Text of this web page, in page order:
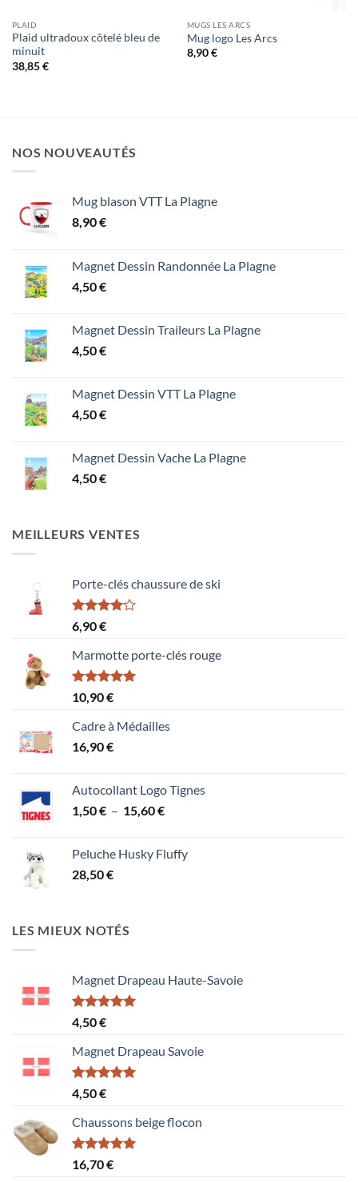
PLAID
Plaid ultradoux côtelé bleu de
minuit
38,85€
MUGS LES ARCS
Mug logo Les Arcs
8,90€
NOS NOUVEAUTÉS
Mug blason VTT La Plagne
8,90€
Magnet Dessin Randonnée La Plagne
4,50€
Magnet Dessin Traileurs La Plagne
4,50€
Magnet Dessin VTT La Plagne
4,50€
Magnet Dessin Vache La Plagne
4,50€
MEILLEURS VENTES
Porte-clés chaussure de ski
Note
4.00
5
6,90€
Marmotte porte-clés rouge
Note5.00
sur 5
10,90€
Cadre à Médailles
16,90€
Autocollant Logo Tignes
1,50€ – 15,60€Plage
1,50 €
Peluche Husky Fluffy
28,50€
LES MIEUX NOTÉS
Magnet Drapeau Haute-Savoie
Note5.00
sur 5
4,50€
Magnet Drapeau Savoie
Note5.00
sur 5
4,50€
Chaussons beige flocon
Note5.00
sur 5
16,70€